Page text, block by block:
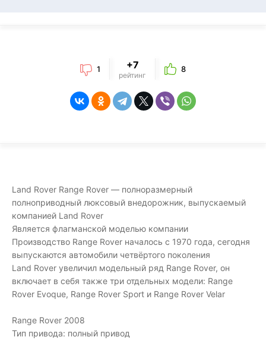
1 +7
рейтинг
8
Land Rover Range Rover — полноразмерный
полноприводный люксовый внедорожник, выпускаемый
компанией Land Rover
Является флагманской моделью компании
Производство Range Rover началось с 1970 года, сегодня
выпускаются автомобили четвёртого поколения
Land Rover увеличил модельный ряд Range Rover, он
включает в себя также три отдельных модели: Range
Rover Evoque, Range Rover Sport и Range Rover Velar
Range Rover 2008
Тип привода: полный привод